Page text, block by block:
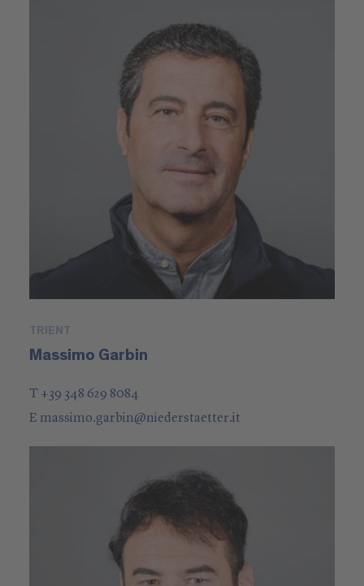
TRIENT
Massimo Garbin
T +39 348 629 8084
E massimo.garbin@niederstaetter.it